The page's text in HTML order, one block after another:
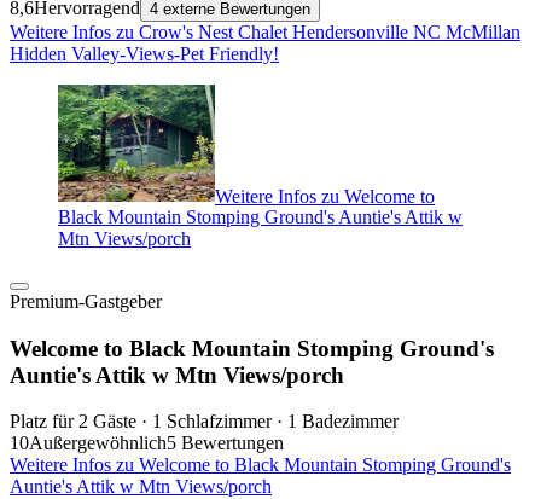
8,6Hervorragend 4 externe Bewertungen
Weitere Infos zu Crow's Nest Chalet Hendersonville NC McMillan
Hidden Valley-Views-Pet Friendly!
Weitere Infos zu Welcome to
Black Mountain Stomping Ground's Auntie's Attik w
Mtn Views/porch
Premium-Gastgeber
Welcome to Black Mountain Stomping Ground's
Auntie's Attik w Mtn Views/porch
Platz für 2 Gäste · 1 Schlafzimmer · 1 Badezimmer
10Außergewöhnlich5 Bewertungen
Weitere Infos zu Welcome to Black Mountain Stomping Ground's
Auntie's Attik w Mtn Views/porch